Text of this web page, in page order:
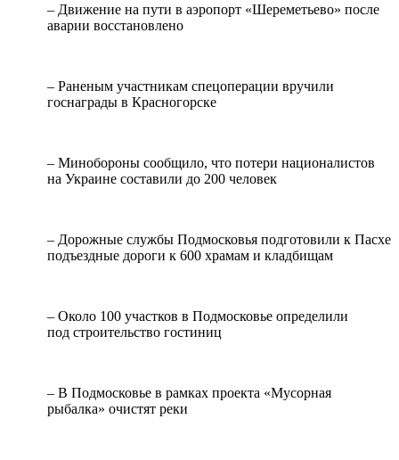
– Движение на пути в аэропорт «Шереметьево» после
аварии восстановлено
– Раненым участникам спецоперации вручили
госнаграды в Красногорске
– Минобороны сообщило, что потери националистов
на Украине составили до 200 человек
– Дорожные службы Подмосковья подготовили к Пасхе
подъездные дороги к 600 храмам и кладбищам
– Около 100 участков в Подмосковье определили
под строительство гостиниц
– В Подмосковье в рамках проекта «Мусорная
рыбалка» очистят реки